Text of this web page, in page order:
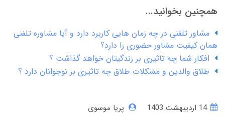
همچنین بخوانید...
مشاور تلفنی در چه زمان هایی کاربرد دارد و آیا مشاوره تلفنی
همان کیفیت مشاور حضوری را دارد؟
افکار شما چه تاثیری بر زندگیتان خواهد گذاشت ؟
طلاق والدین و مشکلات طلاق چه تاثیری بر نوجوانان دارد ؟
14 ارديبهشت 1403
پریا موسوی